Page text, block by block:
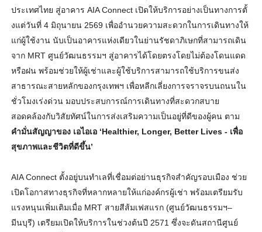
ประเทศไทย สู่อาคาร AIA Connect เปิดให้บริการอย่างเป็นทางการตั้
งแต่วันที่ 4 มิถุนายน 2569 เพื่ออำนวยความสะดวกในการเดินทางให้
แก่ผู้ใช้งาน นับเป็นอาคารแห่งเดียวในย่านรัชดาภิเษกที่สามารถเดิน
จาก MRT ศูนย์วัฒนธรรมฯ สู่อาคารได้โดยตรงโดยไม่ต้องโดนแดด
หรือฝน พร้อมช่วยให้ผู้เช่าและผู้ใช้บริการสามารถใช้บริการขนส่ง
สาธารณะสายหลักของกรุงเทพฯ เพื่อหลีกเลี่ยงการจราจรบนถนนใน
ชั่วโมงเร่งด่วน มอบประสบการณ์การเดินทางที่สะดวกสบาย
สอดคล้องกับวิสัยทัศน์ในการส่งเสริมความเป็นอยู่ที่ดีของผู้คน ตาม
คำมั่นสัญญาของ เอไอเอ ‘Healthier, Longer, Better Lives - เพื่อ
สุขภาพและชีวิตที่ดีขึ้น’
AIA Connect ตั้งอยู่บนทำเลที่เชื่อมต่อย่านธุรกิจสำคัญรอบเมือง ช่วย
เปิดโอกาสทางธุรกิจที่หลากหลายให้แก่องค์กรผู้เช่า พร้อมเตรียมรับ
แรงหนุนเพิ่มเติมเมื่อ MRT สายสีส้มเฟสแรก (ศูนย์วัฒนธรรมฯ–
มีนบุรี) เตรียมเปิดให้บริการในช่วงต้นปี 2571 ซึ่งจะดันสถานีศูนย์